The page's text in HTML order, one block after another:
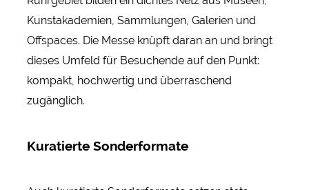
Kunstakademien, Sammlungen, Galerien und
Offspaces. Die Messe knüpft daran an und bringt
dieses Umfeld für Besuchende auf den Punkt:
kompakt, hochwertig und überraschend
zugänglich.
Kuratierte Sonderformate